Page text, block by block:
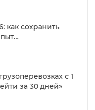
как сохранить
с 1
за 30 дней»